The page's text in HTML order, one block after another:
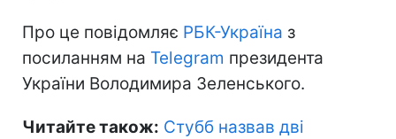
Про це повідомляє РБК-Україна з
посиланням на Telegram президента
України Володимира Зеленського.
Читайте також: Стубб назвав дві